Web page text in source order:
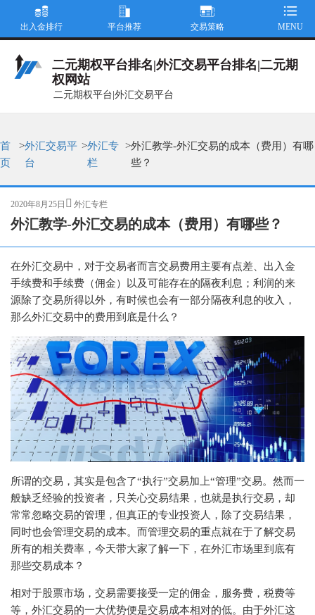
二元期权平台排名|外汇交易平台排名|二元期
权网站
二元期权平台|外汇交易平台
出入金排行 平台推荐 交易策略 MENU
首
页
>外汇交易平
台
>外汇专
栏
>外汇教学-外汇交易的成本（费用）有哪
些？
发
布
于
2020年8月25日
分
类
外汇专栏
外汇教学-外汇交易的成本（费用）有哪些？
在外汇交易中，对于交易者而言交易费用主要有点差、出入金
手续费和手续费（佣金）以及可能存在的隔夜利息；利润的来
源除了交易所得以外，有时候也会有一部分隔夜利息的收入，
那么外汇交易中的费用到底是什么？
所谓的交易，其实是包含了“执⾏”交易加上“管理”交易。然⽽⼀
般缺乏经验的投资者，只关⼼交易结果，也就是执⾏交易，却
常常忽略交易的管理，但真正的专业投资⼈，除了交易结果，
同时也会管理交易的成本。⽽管理交易的重点就在于了解交易
所有的相关费率，今天带大家了解一下，在外汇市场里到底有
那些交易成本？
相对于股票市场，交易需要接受⼀定的佣⾦，服务费，税费等
等，外汇交易的⼀⼤优势便是交易成本相对的低。由于外汇这